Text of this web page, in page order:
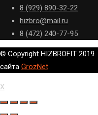
8 (929) 890-32-22
hizbro@mail.ru
8 (472) 240-77-95
© Copyright HIZBROFIT
сайта GrozNet
X